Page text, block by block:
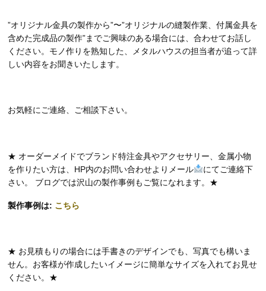
”オリジナル金具の製作から”〜”オリジナルの縫製作業、付属金具を
含めた完成品の製作”までご興味のある場合には、合わせてお話し
ください。モノ作りを熟知した、メタルハウスの担当者が追って詳
しい内容をお聞きいたします。
お気軽にご連絡、ご相談下さい。
★ オーダーメイドでブランド特注金具やアクセサリー、金属小物
を作りたい方は、HP内のお問い合わせよりメール
にてご連絡下
さい。 ブログでは沢山の製作事例もご覧になれます。★
製作事例は: こちら
★ お見積もりの場合には手書きのデザインでも、写真でも構いま
せん。お客様が作成したいイメージに簡単なサイズを入れてお見せ
ください。★